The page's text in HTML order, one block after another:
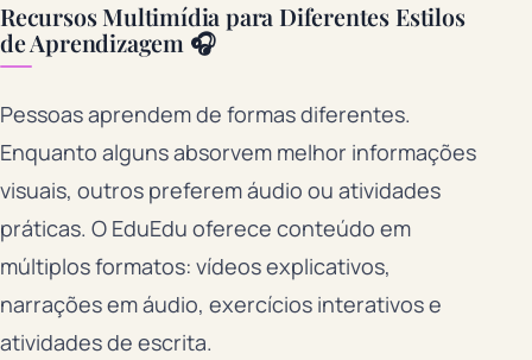
Recursos Multimídia para Diferentes Estilos
de Aprendizagem 🎧
Pessoas aprendem de formas diferentes.
Enquanto alguns absorvem melhor informações
visuais, outros preferem áudio ou atividades
práticas. O EduEdu oferece conteúdo em
múltiplos formatos: vídeos explicativos,
narrações em áudio, exercícios interativos e
atividades de escrita.